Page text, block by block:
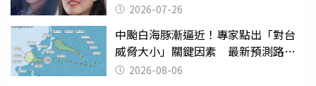
2026-07-26
中颱白海豚漸逼近！專家點出「對台
威脅大小」關鍵因素 最新預測路徑
曝 2026-08-06